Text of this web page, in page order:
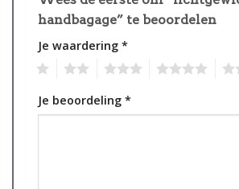
handbagage” te beoordelen
Je waardering *
Je beoordeling *